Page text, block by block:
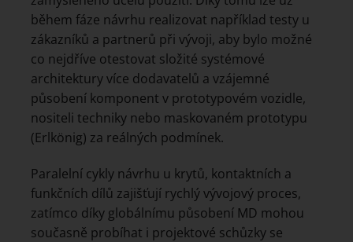
během fáze návrhu realizovat například testy u
zákazníků a partnerů při vývoji, aby bylo možné
co nejdříve otestovat složité systémové
architektury více dodavatelů a vzájemné
působení komponent v prototypovém vozidle,
nositeli techniky nebo maskovaném prototypu
(Erlkönig) za reálných podmínek.
Paralelní cykly návrhu u krytů, kontaktních a
funkčních dílů zajišťují rychlý vývojový proces,
zatímco díky globálnímu působení MD mohou
současně probíhat i projektové schůzky se